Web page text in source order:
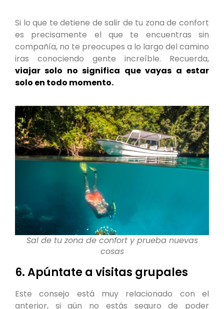
Si lo que te detiene de salir de tu zona de confort
es precisamente el que te encuentras sin
compañía, no te preocupes a lo largo del camino
iras conociendo gente increíble. Recuerda,
viajar solo no significa que vayas a estar
solo en todo momento.
Sal de tu zona de confort y prueba nuevas
cosas
6. Apúntate a visitas grupales
Este consejo está muy relacionado con el
anterior, si aún no estás seguro de poder